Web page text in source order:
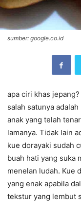
sumber: google.co.id
apa ciri khas
salah satunya
anak yang telah
lamanya. Tidak lain
kue dorayaki sudah
buah hati yang suka
menelan ludah. Kue
yang enak apabila
tekstur yang lembut